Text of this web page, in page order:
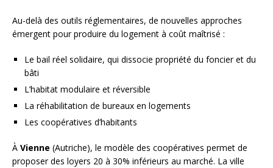
Au-delà des outils réglementaires, de nouvelles approches
émergent pour produire du logement à coût maîtrisé :
Le bail réel solidaire, qui dissocie propriété du foncier et du
bâti
L’habitat modulaire et réversible
La réhabilitation de bureaux en logements
Les coopératives d’habitants
À Vienne (Autriche), le modèle des coopératives permet de
proposer des loyers 20 à 30% inférieurs au marché. La ville